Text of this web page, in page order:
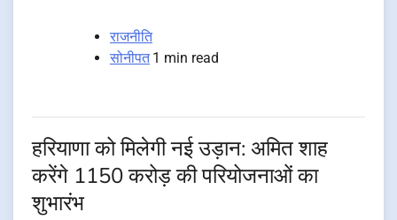
राजनीति
सोनीपत 1 min read
हरियाणा को मिलेगी नई उड़ान: अमित शाह
करेंगे 1150 करोड़ की परियोजनाओं का
शुभारंभ